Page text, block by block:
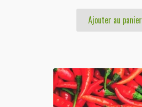
Ajouter au panier